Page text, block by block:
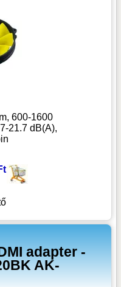
600-1600
21.7 dB(A),
adapter -
AK-